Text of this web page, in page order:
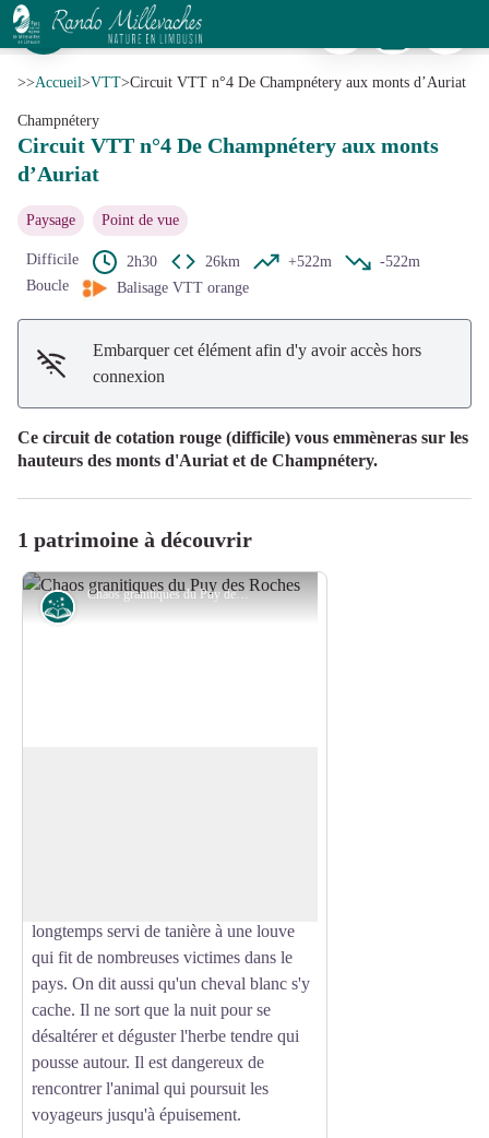
Circuit VTT n°4 De Champnétery aux monts d’Auriat
Voir l'image en plein écran
>>Accueil>VTT>Circuit VTT n°4 De Champnétery aux monts d’Auriat
Champnétery
Circuit VTT n°4 De Champnétery aux monts
d’Auriat
Paysage Point de vue
Difficile 2h30 26km +522m
-522m
Boucle
Balisage VTT orange
Embarquer cet élément afin d'y avoir accès hors
connexion
Ce circuit de cotation rouge (difficile) vous emmèneras sur les
hauteurs des monts d'Auriat et de Champnétery.
1 patrimoine à découvrir
Chaos granitiques du Puy des Roches - A.Clavreul - PETR Monts et Barrages
Légende
longtemps servi de tanière à une louve
qui fit de nombreuses victimes dans le
pays. On dit aussi qu'un cheval blanc s'y
cache. Il ne sort que la nuit pour se
désaltérer et déguster l'herbe tendre qui
pousse autour. Il est dangereux de
rencontrer l'animal qui poursuit les
voyageurs jusqu'à épuisement.